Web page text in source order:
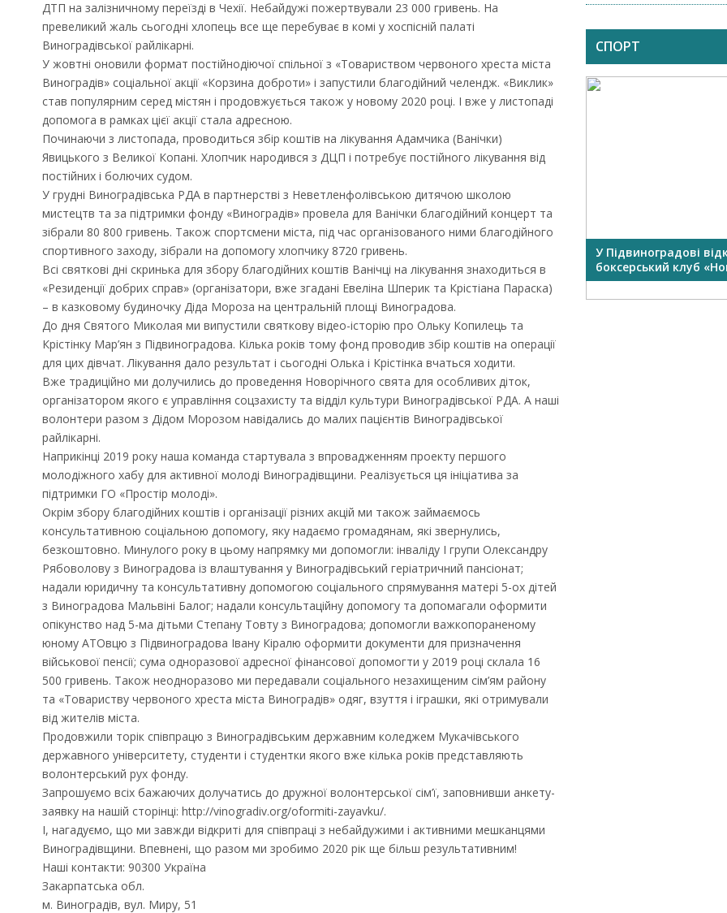
ДТП на залізничному переїзді в Чехії. Небайдужі пожертвували 23 000 гривень. На
превеликий жаль сьогодні хлопець все ще перебуває в комі у хоспісній палаті
Виноградівської райлікарні.
У жовтні оновили формат постійнодіючої спільної з «Товариством червоного хреста міста
Виноградів» соціальної акції «Корзина доброти» і запустили благодійний челендж. «Виклик»
став популярним серед містян і продовжується також у новому 2020 році. І вже у листопаді
допомога в рамках цієї акції стала адресною.
Починаючи з листопада, проводиться збір коштів на лікування Адамчика (Ванічки)
Явицького з Великої Копані. Хлопчик народився з ДЦП і потребує постійного лікування від
постійних і болючих судом.
У грудні Виноградівська РДА в партнерстві з Неветленфолівською дитячою школою
мистецтв та за підтримки фонду «Виноградів» провела для Ванічки благодійний концерт та
зібрали 80 800 гривень. Також спортсмени міста, під час організованого ними благодійного
спортивного заходу, зібрали на допомогу хлопчику 8720 гривень.
Всі святкові дні скринька для збору благодійних коштів Ванічці на лікування знаходиться в
«Резиденції добрих справ» (організатори, вже згадані Евеліна Шперик та Крістіана Параска)
– в казковому будиночку Діда Мороза на центральній площі Виноградова.
До дня Святого Миколая ми випустили святкову відео-історію про Ольку Копилець та
Крістінку Мар’ян з Підвиноградова. Кілька років тому фонд проводив збір коштів на операції
для цих дівчат. Лікування дало результат і сьогодні Олька і Крістінка вчаться ходити.
Вже традиційно ми долучились до проведення Новорічного свята для особливих діток,
організатором якого є управління соцзахисту та відділ культури Виноградівської РДА. А наші
волонтери разом з Дідом Морозом навідались до малих пацієнтів Виноградівської
райлікарні.
Наприкінці 2019 року наша команда стартувала з впровадженням проекту першого
молодіжного хабу для активної молоді Виноградівщини. Реалізується ця ініціатива за
підтримки ГО «Простір молоді».
Окрім збору благодійних коштів і організації різних акцій ми також займаємось
консультативною соціальною допомогу, яку надаємо громадянам, які звернулись,
безкоштовно. Минулого року в цьому напрямку ми допомогли: інваліду І групи Олександру
Рябоволову з Виноградова із влаштування у Виноградівський геріатричний пансіонат;
надали юридичну та консультативну допомогою соціального спрямування матері 5-ох дітей
з Виноградова Мальвіні Балог; надали консультаційну допомогу та допомагали оформити
опікунство над 5-ма дітьми Степану Товту з Виноградова; допомогли важкопораненому
юному АТОвцю з Підвиноградова Івану Кіралю оформити документи для призначення
військової пенсії; сума одноразової адресної фінансової допомогти у 2019 році склала 16
500 гривень. Також неодноразово ми передавали соціального незахищеним сім’ям району
та «Товариству червоного хреста міста Виноградів» одяг, взуття і іграшки, які отримували
від жителів міста.
Продовжили торік співпрацю з Виноградівським державним коледжем Мукачівського
державного університету, студенти і студентки якого вже кілька років представляють
волонтерський рух фонду.
Запрошуємо всіх бажаючих долучатись до дружної волонтерської сім’ї, заповнивши анкету-
заявку на нашій сторінці: http://vinogradiv.org/oformiti-zayavku/.
І, нагадуємо, що ми завжди відкриті для співпраці з небайдужими і активними мешканцями
Виноградівщини. Впевнені, що разом ми зробимо 2020 рік ще більш результативним!
Наші контакти: 90300 Україна
Закарпатська обл.
м. Виноградів, вул. Миру, 51
СПОРТ
У Підвиноградові
боксерський клуб
Чехію
смородини...